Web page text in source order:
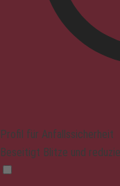
Profil für Anfallssicherheit
Beseitigt Blitze und